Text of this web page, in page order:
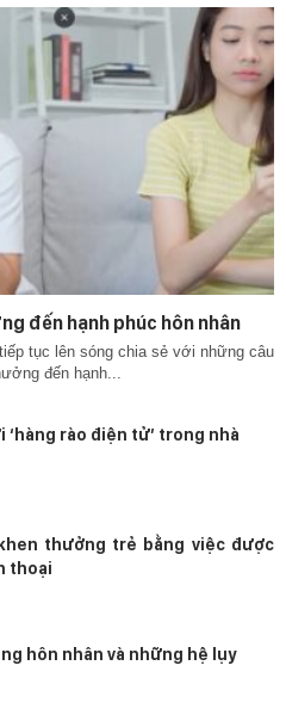
đến hạnh phúc hôn nhân
tục lên sóng chia sẻ với những câu
đến hạnh...
‘hàng rào điện tử’ trong nhà
thưởng trẻ bằng việc được
thoại
hôn nhân và những hệ lụy